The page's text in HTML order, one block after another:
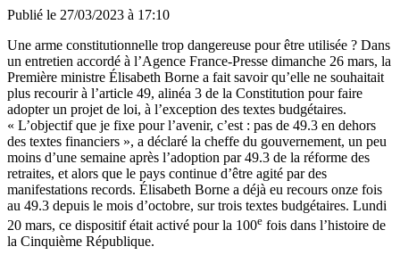
Publié le 27/03/2023 à 17:10
Une arme constitutionnelle trop dangereuse pour être utilisée ? Dans
un entretien accordé à l’Agence France-Presse dimanche 26 mars, la
Première ministre Élisabeth Borne a fait savoir qu’elle ne souhaitait
plus recourir à l’article 49, alinéa 3 de la Constitution pour faire
adopter un projet de loi, à l’exception des textes budgétaires.
« L’objectif que je fixe pour l’avenir, c’est : pas de 49.3 en dehors
des textes financiers », a déclaré la cheffe du gouvernement, un peu
moins d’une semaine après l’adoption par 49.3 de la réforme des
retraites, et alors que le pays continue d’être agité par des
manifestations records. Élisabeth Borne a déjà eu recours onze fois
au 49.3 depuis le mois d’octobre, sur trois textes budgétaires. Lundi
20 mars, ce dispositif était activé pour la 100e fois dans l’histoire de
la Cinquième République.